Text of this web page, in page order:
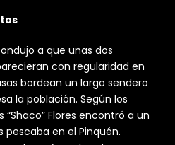
a que unas dos
con regularidad en
bordean un largo sendero
la población. Según los
“Shaco” Flores encontró a un
en el Pinquén.